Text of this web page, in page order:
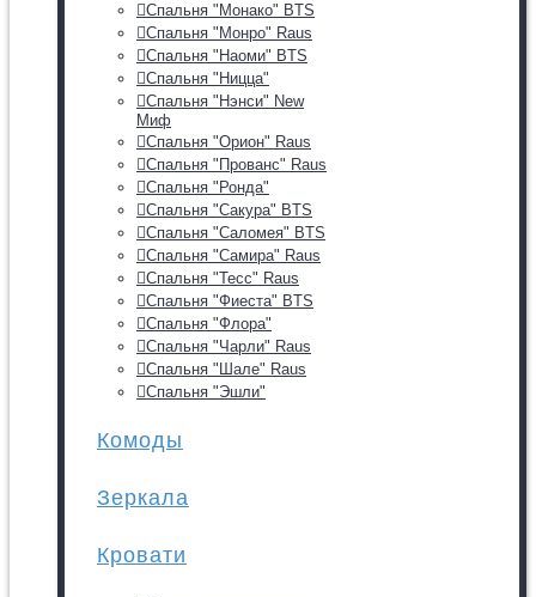
Спальня "Монако" BTS
Спальня "Монро" Raus
Спальня "Наоми" BTS
Спальня "Ницца"
Спальня "Нэнси" New
Миф
Спальня "Орион" Raus
Спальня "Прованс" Raus
Спальня "Ронда"
Спальня "Сакура" BTS
Спальня "Саломея" BTS
Спальня "Самира" Raus
Спальня "Тесс" Raus
Спальня "Фиеста" BTS
Спальня "Флора"
Спальня "Чарли" Raus
Спальня "Шале" Raus
Спальня "Эшли"
Комоды
Зеркала
Кровати